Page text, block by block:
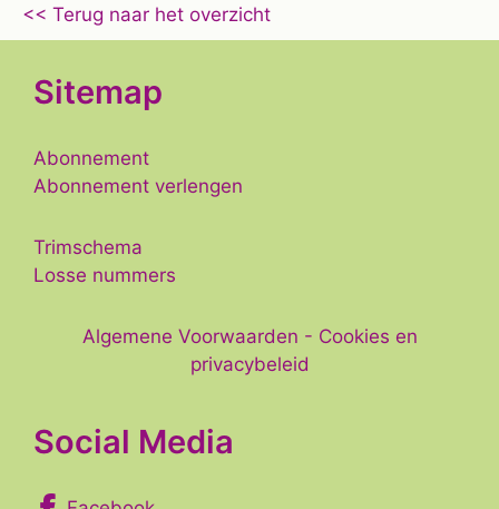
<< Terug naar het overzicht
Sitemap
Abonnement
Abonnement verlengen
Trimschema
Losse nummers
Algemene Voorwaarden - Cookies en
privacybeleid
Social Media